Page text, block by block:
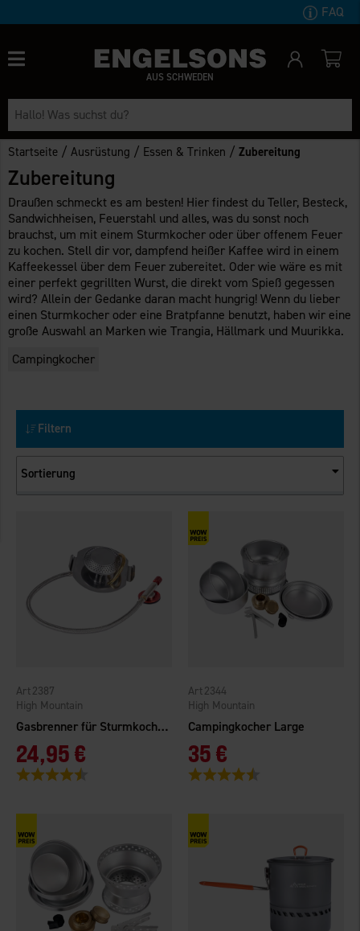
FAQ
AUS SCHWEDEN
Startseite /Ausrüstung / Essen & Trinken /Zubereitung
Zubereitung
Draußen schmeckt es am besten! Hier findest du Teller, Besteck,
Sandwichheisen, Feuerstahl und alles, was du sonst noch
brauchst, um mit einem Sturmkocher oder über offenem Feuer
zu kochen. Stell dir vor, dampfend heißer Kaffee wird in einem
Kaffeekessel über dem Feuer zubereitet. Oder wie wäre es mit
einer perfekt gegrillten Wurst, die direkt vom Spieß gegessen
wird? Allein der Gedanke daran macht hungrig! Wenn du lieber
einen Sturmkocher oder eine Bratpfanne benutzt, haben wir eine
große Auswahl an Marken wie Trangia, Hällmark und Muurikka.
Campingkocher
Filtern
Sortierung
Gasbrenner für Sturmkocher
High Mountain
2387
24,95 €
Bewertung:
Campingkocher Large
High Mountain
2344
35 €
Bewertung: